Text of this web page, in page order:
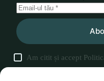
Am citit și accept